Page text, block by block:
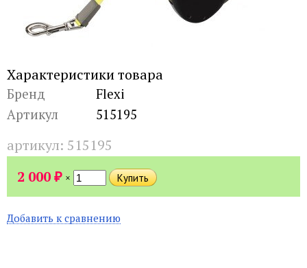
Характеристики товара
Бренд
Flexi
Артикул
515195
артикул: 515195
2 000₽ ×
Добавить к сравнению